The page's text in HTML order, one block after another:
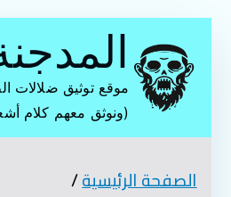
المحتوى
موقع توثيق ضلالات
(ونوثق معهم كلام
الصفحة الرئيسية